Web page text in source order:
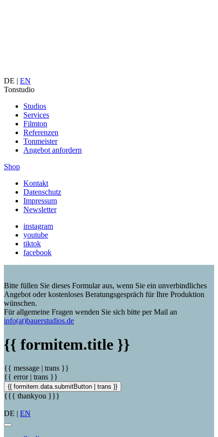
DE | EN
Tonstudio
Studios
Services
Filmton
Referenzen
Tonmeister
Angebot anfordern
Shop
Kontakt
Datenschutz
Impressum
Newsletter
instagram
youtube
tiktok
facebook
Bitte füllen Sie dieses Formular aus, wenn Sie ein unverbindliches
Angebot oder kostenloses Beratungsgespräch für Ihre Produktion
wünschen.
Für allgemeine Fragen wenden Sie sich bitte per Mail an
info(at)bauerstudios.de
{{ formitem.title }}
{{ message | trans }}
{{ error | trans }}
{{ formitem.data.submitButton | trans }}
{{{ thankyou }}}
DE | EN